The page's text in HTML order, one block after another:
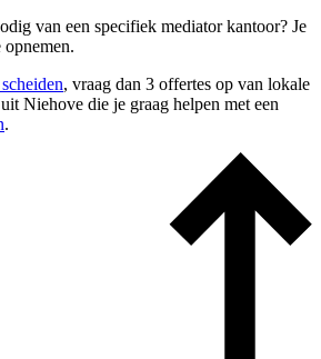
van een specifiek mediator kantoor? Je
, vraag dan 3 offertes op van lokale
Niehove die je graag helpen met een
.